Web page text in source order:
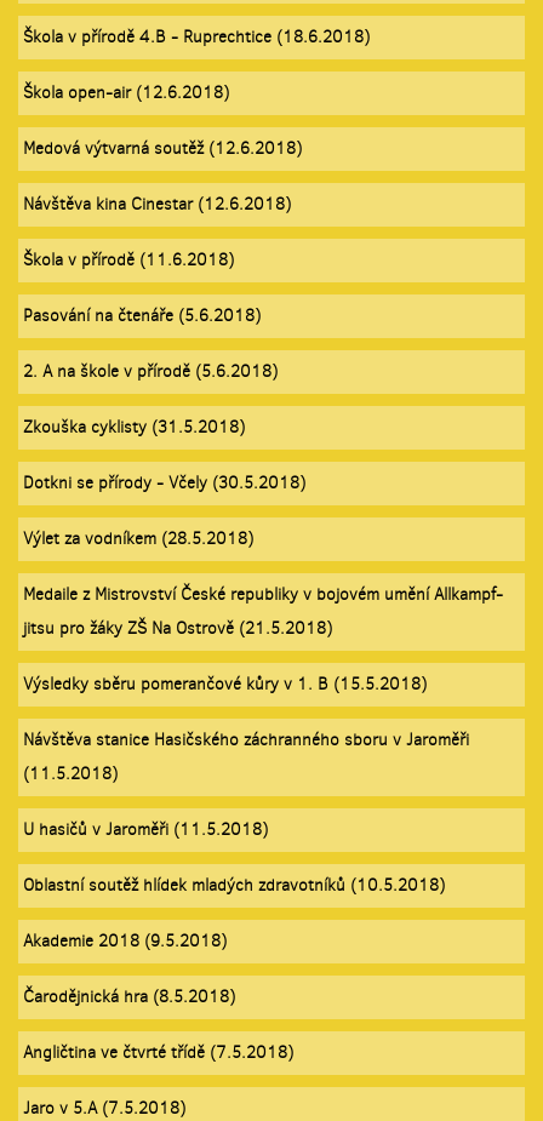
Škola v přírodě 4.B - Ruprechtice (18.6.2018)
Škola open-air (12.6.2018)
Medová výtvarná soutěž (12.6.2018)
Návštěva kina Cinestar (12.6.2018)
Škola v přírodě (11.6.2018)
Pasování na čtenáře (5.6.2018)
2. A na škole v přírodě (5.6.2018)
Zkouška cyklisty (31.5.2018)
Dotkni se přírody - Včely (30.5.2018)
Výlet za vodníkem (28.5.2018)
Medaile z Mistrovství České republiky v bojovém umění Allkampf-
jitsu pro žáky ZŠ Na Ostrově (21.5.2018)
Výsledky sběru pomerančové kůry v 1. B (15.5.2018)
Návštěva stanice Hasičského záchranného sboru v Jaroměři
(11.5.2018)
U hasičů v Jaroměři (11.5.2018)
Oblastní soutěž hlídek mladých zdravotníků (10.5.2018)
Akademie 2018 (9.5.2018)
Čarodějnická hra (8.5.2018)
Angličtina ve čtvrté třídě (7.5.2018)
Jaro v 5.A (7.5.2018)